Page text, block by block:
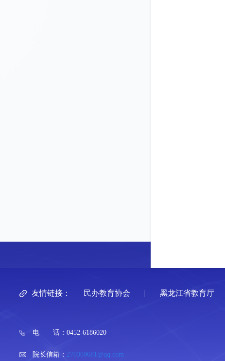
友情链接： 民办教育协会 黑龙江省教育厅
电 话：0452-6186020
院长信箱： 270369681@qq.com